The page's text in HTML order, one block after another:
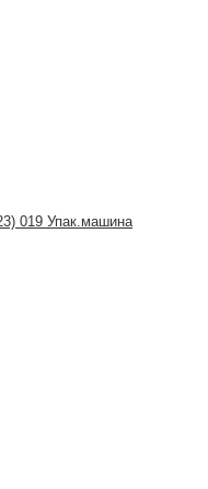
019 Упак.машина